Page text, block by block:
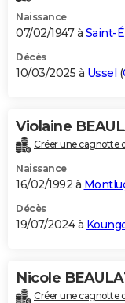
Naissance
07/02/1947 à Saint-
Décès
10/03/2025 à Ussel (
Violaine
Créer une cagnotte
Naissance
16/02/1992 à
Décès
19/07/2024 à
Nicole
Créer une cagnotte